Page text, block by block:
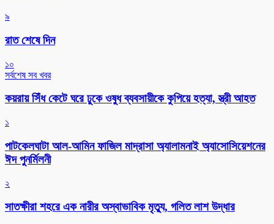
৯
রাত শেষে দিন
১০
সর্বশেষ সব খবর
কয়রায় সিঁধ কেটে ঘরে ঢুকে ওষুধ ব্যবসায়ীকে কুপিয়ে হত্যা, স্ত্রী আহত
১
পাটকেলঘাটা আল-আমিন ফাজিল মাদ্রাসা অ্যালামনাই অ্যাসোসিয়েশনের
ঈদ পুনর্মিলনী
২
সাতক্ষীরা শহরে এক নারীর অস্বাভাবিক মৃত্যু, গলিত লাশ উদ্ধার